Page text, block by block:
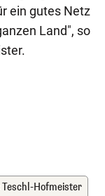
ein gutes Netz
Land", so
Hofmeister